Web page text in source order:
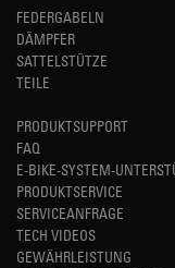
FEDERGABELN
DÄMPFER
SATTELSTÜTZE
TEILE
PRODUKTSUPPORT
FAQ
E-BIKE-SYSTEM-
PRODUKTSERVICE
SERVICEANFRAGE
TECH VIDEOS
GEWÄHRLEISTUNG